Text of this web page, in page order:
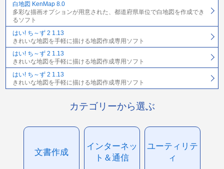
白地図 KenMap 8.0
多彩な描画オプションが用意された、都道府県単位で白地図を作成でき
るソフト
はい! ち～ず 2 1.13
きれいな地図を手軽に描ける地図作成専用ソフト
はい! ち～ず 2 1.13
きれいな地図を手軽に描ける地図作成専用ソフト
はい! ち～ず 2 1.13
きれいな地図を手軽に描ける地図作成専用ソフト
カテゴリーから選ぶ
文書作成
インターネッ
ト＆通信
ユーティリテ
ィ